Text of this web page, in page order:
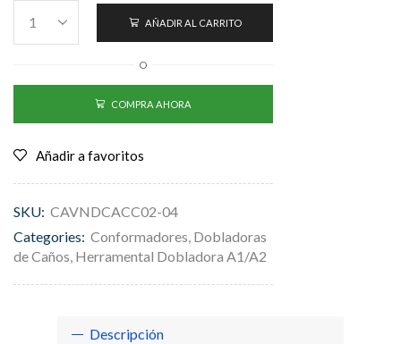
AÑADIR AL CARRITO
O
COMPRA AHORA
Añadir a favoritos
SKU: CAVNDCACC02-04
Categories: Conformadores, Dobladoras
de Caños, Herramental Dobladora A1/A2
Descripción